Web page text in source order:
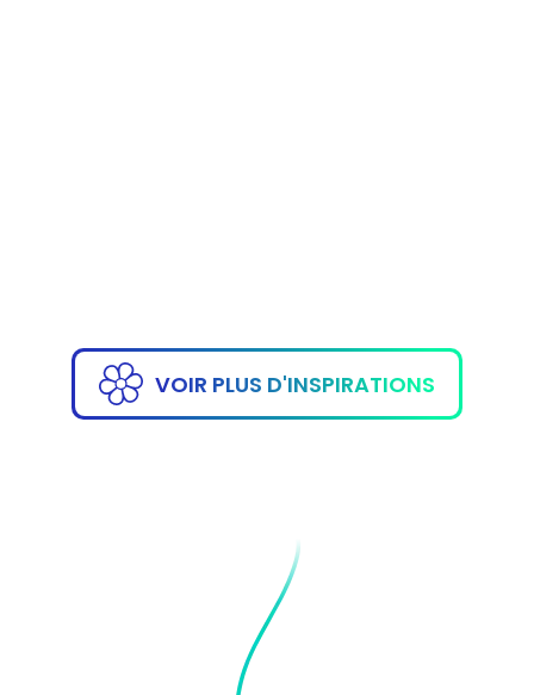
VOIR PLUS D'INSPIRATIONS